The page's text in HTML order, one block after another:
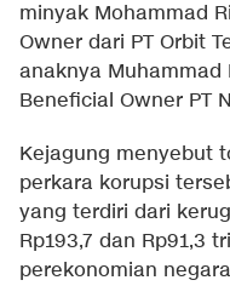
minyak Mohammad
Owner dari PT Orbit
anaknya Muhammad
Beneficial Owner PT
Kejagung menyebut
perkara korupsi
yang terdiri dari
Rp193,7 dan Rp91,3
perekonomian